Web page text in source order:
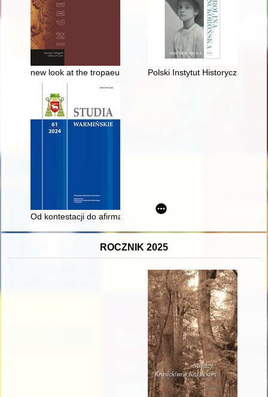
new look at the tropaeum from Tilurium (Gardun)
Polski Instytut Historyczny w
Od kontestacji do afirmacji : biskup warmiński Philipp
ROCZNIK 2025